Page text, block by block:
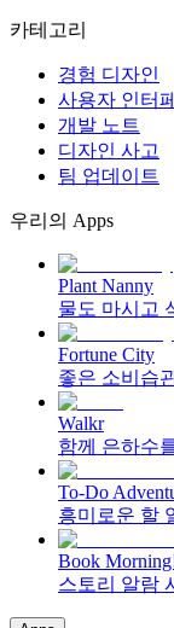
카테고리
경험 디자인
사용자 인터
개발 노트
디자인 사고
팀 업데이트
우리의 Apps
Plant Nanny
물도 마시고
Fortune City
좋은 소비습
Walkr
함께 은하수
To-Do
흥미로운 할
Book
스토리 알람